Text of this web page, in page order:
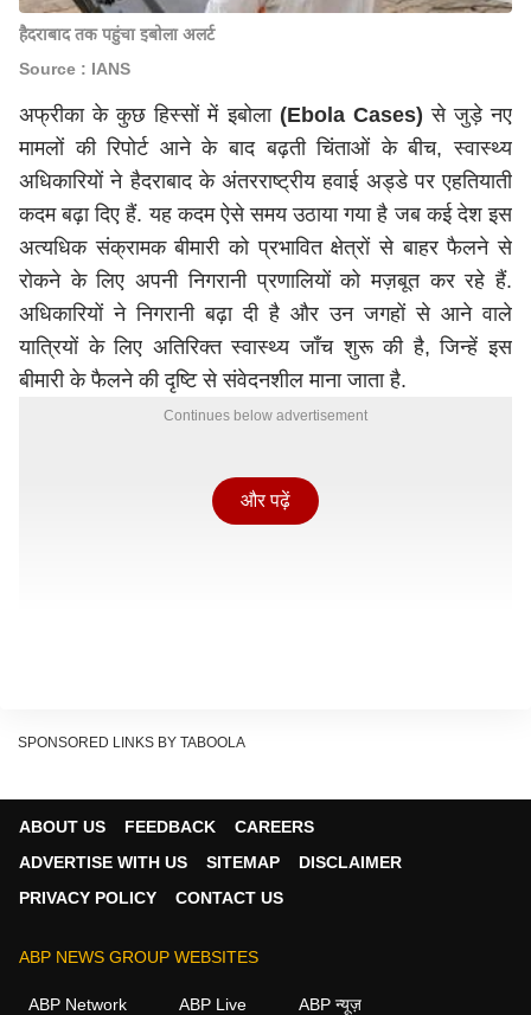
हैदराबाद तक पहुंचा इबोला अलर्ट
Source : IANS
अफ्रीका के कुछ हिस्सों में इबोला(Ebola Cases) से जुड़े नए
मामलों की रिपोर्ट आने के बाद बढ़ती चिंताओं के बीच, स्वास्थ्य
अधिकारियों ने हैदराबाद के अंतरराष्ट्रीय हवाई अड्डे पर एहतियाती
कदम बढ़ा दिए हैं. यह कदम ऐसे समय उठाया गया है जब कई देश इस
अत्यधिक संक्रामक बीमारी को प्रभावित क्षेत्रों से बाहर फैलने से
रोकने के लिए अपनी निगरानी प्रणालियों को मज़बूत कर रहे हैं.
अधिकारियों ने निगरानी बढ़ा दी है और उन जगहों से आने वाले
यात्रियों के लिए अतिरिक्त स्वास्थ्य जाँच शुरू की है, जिन्हें इस
बीमारी के फैलने की दृष्टि से संवेदनशील माना जाता है.
Continues below advertisement
चिकित्सा टीमों को अलर्ट पर रखा गया है और वे अंतरराष्ट्रीय
और पढ़ें
SPONSORED LINKS BY TABOOLA
ABOUT US FEEDBACK
CAREERS
ADVERTISE WITH US
SITEMAP
DISCLAIMER
PRIVACY POLICY
CONTACT US
ABP NEWS GROUP WEBSITES
ABP Network ABP Live ABP न्यूज़